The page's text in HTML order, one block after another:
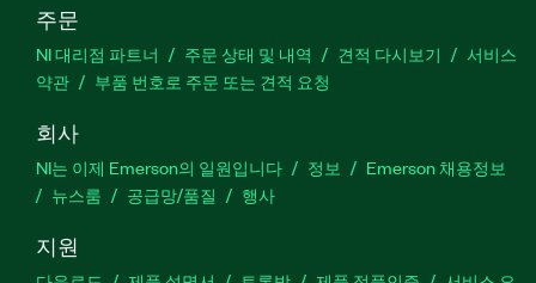
주문
NI 대리점 파트너 주문 상태 및 내역 견적 다시보기
서비스
약관
부품 번호로 주문 또는 견적 요청
회사
NI는 이제 Emerson의 일원입니다 정보
Emerson 채용정보
뉴스룸
공급망/품질 행사
지원